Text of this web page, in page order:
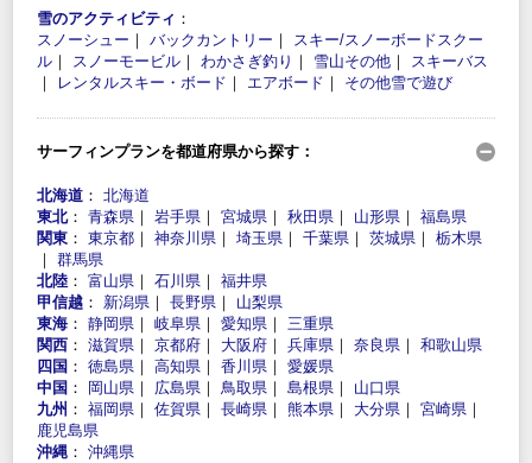
雪のアクティビティ ：
スノーシュー ｜ バックカントリー ｜ スキー/スノーボードスクー
ル ｜ スノーモービル ｜ わかさぎ釣り ｜ 雪山その他 ｜ スキーバス
｜
レンタルスキー・ボード ｜ エアボード ｜ その他雪で遊び
サーフィンプランを都道府県から探す：
北海道 ： 北海道
東北： 青森県 ｜ 岩手県 ｜ 宮城県 ｜ 秋田県 ｜ 山形県 ｜ 福島県
関東 ： 東京都 ｜ 神奈川県 ｜ 埼玉県 ｜ 千葉県 ｜ 茨城県 ｜ 栃木県
｜ 群馬県
北陸 ： 富山県 ｜ 石川県 ｜ 福井県
甲信越 ： 新潟県 ｜ 長野県 ｜ 山梨県
東海 ： 静岡県 ｜ 岐阜県 ｜ 愛知県 ｜ 三重県
関西 ： 滋賀県 ｜ 京都府 ｜ 大阪府 ｜ 兵庫県 ｜ 奈良県 ｜ 和歌山県
四国 ： 徳島県 ｜ 高知県 ｜ 香川県 ｜ 愛媛県
中国 ： 岡山県 ｜ 広島県 ｜ 鳥取県 ｜ 島根県 ｜ 山口県
九州 ： 福岡県 ｜ 佐賀県 ｜ 長崎県 ｜ 熊本県 ｜ 大分県 ｜ 宮崎県 ｜
鹿児島県
沖縄 ： 沖縄県